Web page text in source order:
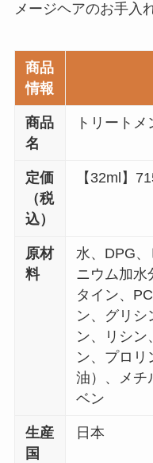
メージヘアのお手入
商品
情報
商品
名
トリート
定価
（税
込）
【32ml】
原材
料
水、DPG
ニウム加水
タイン、
ン、グリシ
ン、リシン
ン、プロリ
油）、メチ
ベン
生産
国
日本